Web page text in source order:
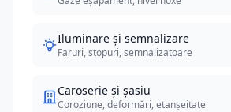
Iluminare și semnalizare
Faruri, stopuri, semnalizatoare
Caroserie și șasiu
Coroziune, deformări, etanșeitate